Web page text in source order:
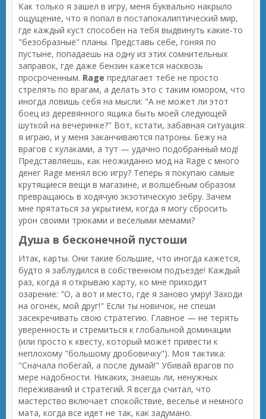
Как только я зашел в игру, меня буквально накрыло
ощущение, что я попал в постапокалиптический мир,
где каждый куст способен на тебя выдвинуть какие-то
"безобразные" планы. Представь себе, гоняя по
пустыне, попадаешь на одну из этих сомнительных
заправок, где даже бензин кажется насквозь
просроченным. Rage предлагает тебе не просто
стрелять по врагам, а делать это с таким юмором, что
иногда ловишь себя на мысли: "А не может ли этот
боец из деревянного ящика быть моей следующей
шуткой на вечеринке?" Вот, кстати, забавная ситуация:
я играю, и у меня заканчиваются патроны. Бежу на
врагов с кулаками, а тут — удачно подобранный мод!
Представляешь, как неожиданно мод на Rage с много
денег Rage менял всю игру? Теперь я покупаю самые
крутящиеся вещи в магазине, и волшебным образом
превращаюсь в ходячую экзотическую зебру. Зачем
мне прятаться за укрытием, когда я могу сбросить
урон своими трюками и веселыми мемами?
Душа в бесконечной пустоши
Итак, карты. Они такие большие, что иногда кажется,
будто я заблудился в собственном подъезде! Каждый
раз, когда я открываю карту, ко мне приходит
озарение: "О, а вот и место, где я заново умру! Заходи
на огонек, мой друг!" Если ты новичок, не спеши
засекречивать свою стратегию. Главное — не терять
уверенность и стремиться к глобальной доминации
(или просто к квесту, который может привести к
неплохому "большому дробовичку"). Моя тактика:
"Сначала побегай, а после думай!" Убивай врагов по
мере надобности. Никаких, знаешь ли, ненужных
переживаний и стратегий. Я всегда считал, что
мастерство включает спокойствие, веселье и немного
мата, когда все идет не так, как задумано.